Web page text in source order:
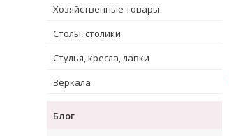
Хозяйственные товары
Столы, столики
Стулья, кресла, лавки
Зеркала
Блог